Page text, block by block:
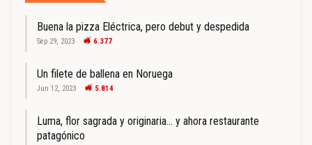
Buena la pizza Eléctrica, pero debut y despedida
Sep 29, 2023 6.377
Un filete de ballena en Noruega
Jun 12, 2023 5.814
Luma, flor sagrada y originaria… y ahora restaurante
patagónico